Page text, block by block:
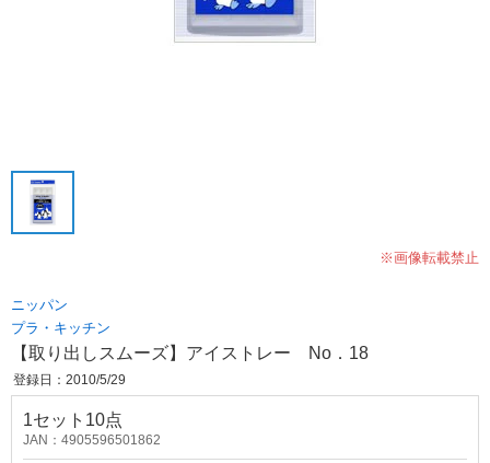
※画像転載禁止
ニッパン
プラ・キッチン
【取り出しスムーズ】アイストレー No．18
登録日：2010/5/29
1セット10点
JAN：4905596501862